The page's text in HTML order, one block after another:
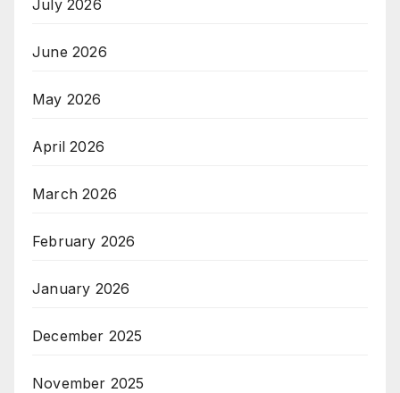
July 2026
June 2026
May 2026
April 2026
March 2026
February 2026
January 2026
December 2025
November 2025